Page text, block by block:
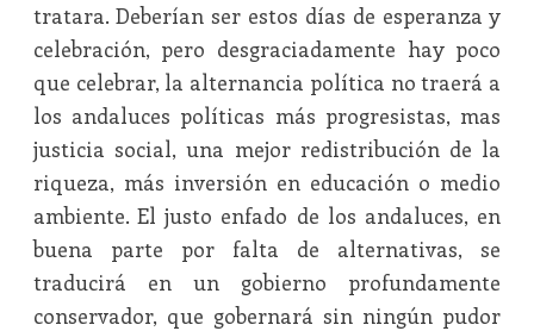
tratara. Deberían ser estos días de esperanza y
celebración, pero desgraciadamente hay poco
que celebrar, la alternancia política no traerá a
los andaluces políticas más progresistas, mas
justicia social, una mejor redistribución de la
riqueza, más inversión en educación o medio
ambiente. El justo enfado de los andaluces, en
buena parte por falta de alternativas, se
traducirá en un gobierno profundamente
conservador, que gobernará sin ningún pudor